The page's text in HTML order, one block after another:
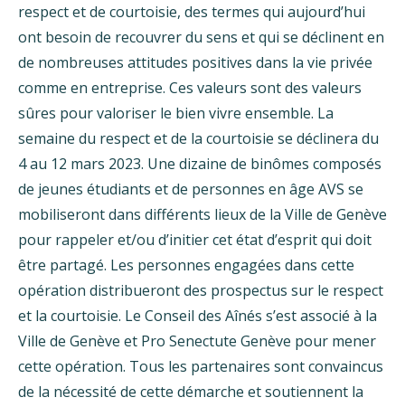
respect et de courtoisie, des termes qui aujourd’hui
ont besoin de recouvrer du sens et qui se déclinent en
de nombreuses attitudes positives dans la vie privée
comme en entreprise. Ces valeurs sont des valeurs
sûres pour valoriser le bien vivre ensemble. La
semaine du respect et de la courtoisie se déclinera du
4 au 12 mars 2023. Une dizaine de binômes composés
de jeunes étudiants et de personnes en âge AVS se
mobiliseront dans différents lieux de la Ville de Genève
pour rappeler et/ou d’initier cet état d’esprit qui doit
être partagé. Les personnes engagées dans cette
opération distribueront des prospectus sur le respect
et la courtoisie. Le Conseil des Aînés s’est associé à la
Ville de Genève et Pro Senectute Genève pour mener
cette opération. Tous les partenaires sont convaincus
de la nécessité de cette démarche et soutiennent la